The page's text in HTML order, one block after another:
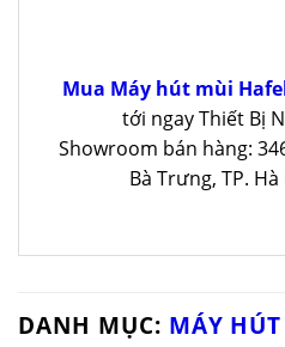
Mua Máy hút mùi
tới ngay Thiết Bị
Showroom bán hàng:
Bà Trưng, TP.
DANH MỤC: MÁY